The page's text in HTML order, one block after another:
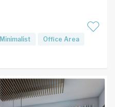
Minimalist
Office Area